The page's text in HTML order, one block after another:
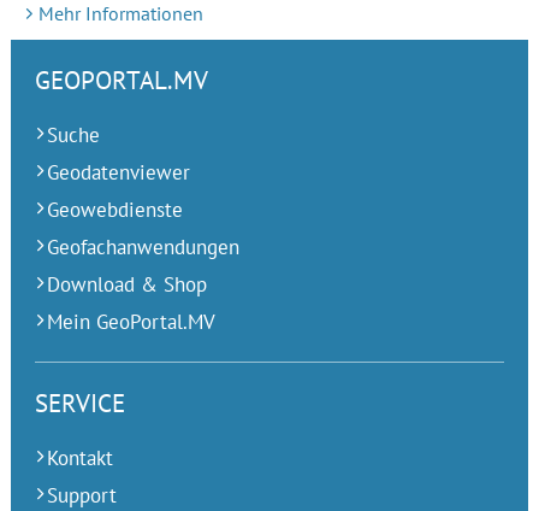
Mehr Informationen
GEOPORTAL.MV
Suche
Geodatenviewer
Geowebdienste
Geofachanwendungen
Download & Shop
Mein GeoPortal.MV
SERVICE
Kontakt
Support